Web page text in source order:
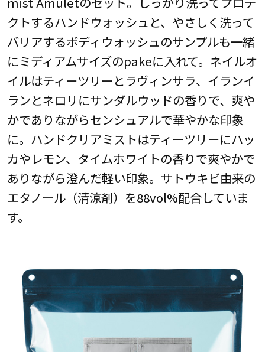
クトするハンドウォッシュと、やさしく洗って
バリアするボディウォッシュのサンプルも一緒
にミディアムサイズのpakeに入れて。ネイルオ
イルはティーツリーとラヴィンサラ、イランイ
ランとネロリにサンダルウッドの香りで、爽や
かでありながらセンシュアルで華やかな印象
に。ハンドクリアミストはティーツリーにハッ
カやレモン、タイムホワイトの香りで爽やかで
ありながら澄んだ軽い印象。サトウキビ由来の
エタノール（清涼剤）を88vol%配合していま
す。